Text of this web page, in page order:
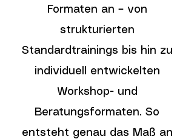
Formaten an – von
strukturierten
Standardtrainings bis hin zu
individuell entwickelten
Workshop- und
Beratungsformaten. So
entsteht genau das Maß an